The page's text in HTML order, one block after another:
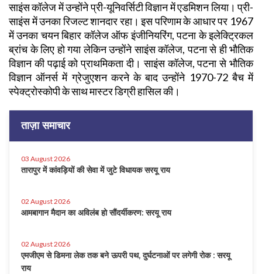
साइंस कॉलेज में उन्होंने प्री-यूनिवर्सिटी विज्ञान में एडमिशन लिया। प्री-
साइंस में उनका रिजल्ट शानदार रहा। इस परिणाम के आधार पर 1967
में उनका चयन बिहार कॉलेज ऑफ इंजीनियरिंग, पटना के इलेक्ट्रिकल
ब्रांच के लिए हो गया लेकिन उन्होंने साइंस कॉलेज, पटना से ही भौतिक
विज्ञान की पढ़ाई को प्राथमिकता दी। साइंस कॉलेज, पटना से भौतिक
विज्ञान ऑनर्स में ग्रेजुएशन करने के बाद उन्होंने 1970-72 बैच में
स्पेक्ट्रोस्कोपी के साथ मास्टर डिग्री हासिल की।
ताज़ा समाचार
03 August 2026
तारापुर में कांवड़ियों की सेवा में जुटे विधायक सरयू राय
02 August 2026
आमबागान मैदान का अविलंब हो सौंदर्यीकरण: सरयू राय
02 August 2026
एमजीएम से डिमना लेक तक बने ऊपरी पथ, दुर्घटनाओं पर लगेगी रोक : सरयू
राय